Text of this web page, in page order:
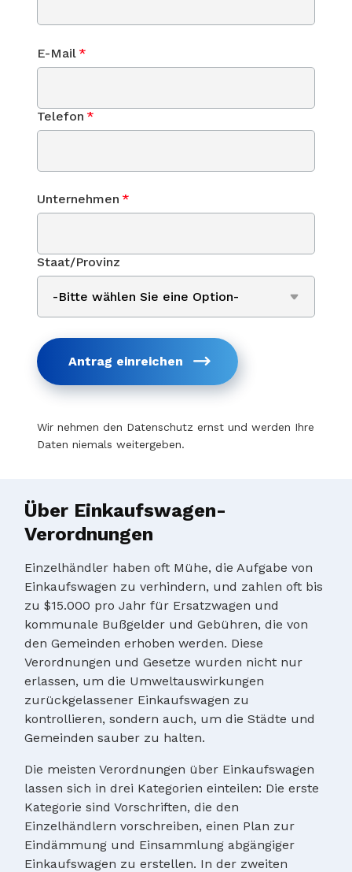
E-Mail *
Telefon *
Unternehmen *
Staat/Provinz
Antrag einreichen
Wir nehmen den Datenschutz ernst und werden Ihre
Daten niemals weitergeben.
Über Einkaufswagen-
Verordnungen
Einzelhändler haben oft Mühe, die Aufgabe von
Einkaufswagen zu verhindern, und zahlen oft bis
zu $15.000 pro Jahr für Ersatzwagen und
kommunale Bußgelder und Gebühren, die von
den Gemeinden erhoben werden. Diese
Verordnungen und Gesetze wurden nicht nur
erlassen, um die Umweltauswirkungen
zurückgelassener Einkaufswagen zu
kontrollieren, sondern auch, um die Städte und
Gemeinden sauber zu halten.
Die meisten Verordnungen über Einkaufswagen
lassen sich in drei Kategorien einteilen: Die erste
Kategorie sind Vorschriften, die den
Einzelhändlern vorschreiben, einen Plan zur
Eindämmung und Einsammlung abgängiger
Einkaufswagen zu erstellen. In der zweiten